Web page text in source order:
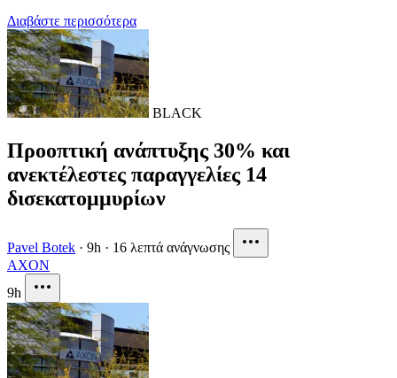
Διαβάστε περισσότερα
BLACK
Προοπτική ανάπτυξης 30% και
ανεκτέλεστες παραγγελίες 14
δισεκατομμυρίων
Pavel Botek · 9h · 16 λεπτά ανάγνωσης
AXON
9h